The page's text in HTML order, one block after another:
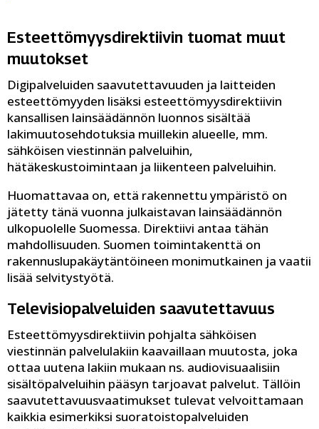
Esteettömyysdirektiivin tuomat muut
muutokset
Digipalveluiden saavutettavuuden ja laitteiden
esteettömyyden lisäksi esteettömyysdirektiivin
kansallisen lainsäädännön luonnos sisältää
lakimuutosehdotuksia muillekin alueelle, mm.
sähköisen viestinnän palveluihin,
hätäkeskustoimintaan ja liikenteen palveluihin.
Huomattavaa on, että rakennettu ympäristö on
jätetty tänä vuonna julkaistavan lainsäädännön
ulkopuolelle Suomessa. Direktiivi antaa tähän
mahdollisuuden. Suomen toimintakenttä on
rakennuslupakäytäntöineen monimutkainen ja vaatii
lisää selvitystyötä.
Televisiopalveluiden saavutettavuus
Esteettömyysdirektiivin pohjalta sähköisen
viestinnän palvelulakiin kaavaillaan muutosta, joka
ottaa uutena lakiin mukaan ns. audiovisuaalisiin
sisältöpalveluihin pääsyn tarjoavat palvelut. Tällöin
saavutettavuusvaatimukset tulevat velvoittamaan
kaikkia esimerkiksi suoratoistopalveluiden